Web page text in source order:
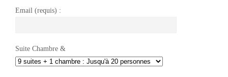
Email (requis) :
Suite Chambre &